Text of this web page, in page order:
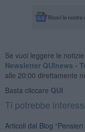
Se vuoi leggere le
Newsletter QUInews -
alle 20:00 direttamente
Basta cliccare QUI
Ti potrebbe
Articoli dal Blog